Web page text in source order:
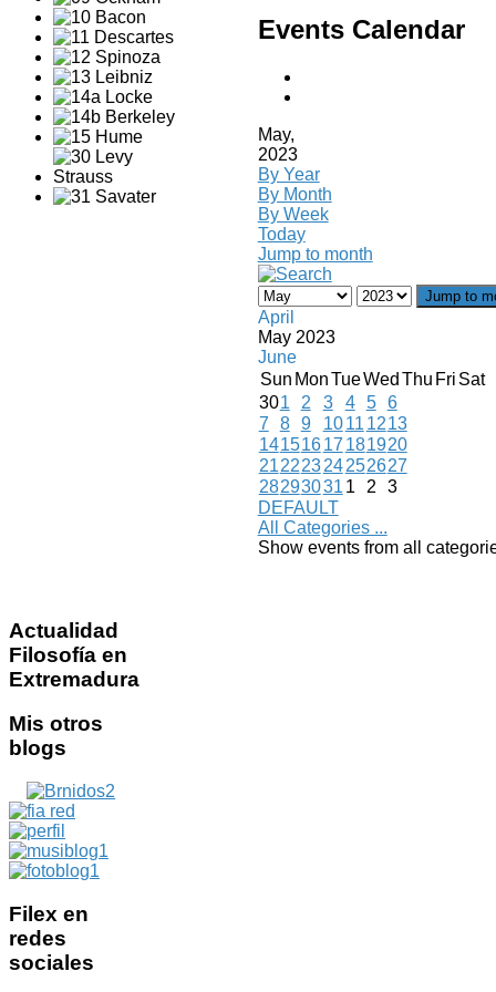
Events Calendar
May,
2023
By Year
By Month
By Week
Today
Jump to month
Jump to
April
May 2023
June
Sun MonTueWed Thu Fri Sat
301 2 3 4 5
6
7
8 9 1011 1213
14151617 181920
21222324252627
28293031 1 2
3
DEFAULT
All Categories ...
Show events from all
Actualidad
Filosofía en
Extremadura
Mis otros
blogs
Filex en
redes
sociales